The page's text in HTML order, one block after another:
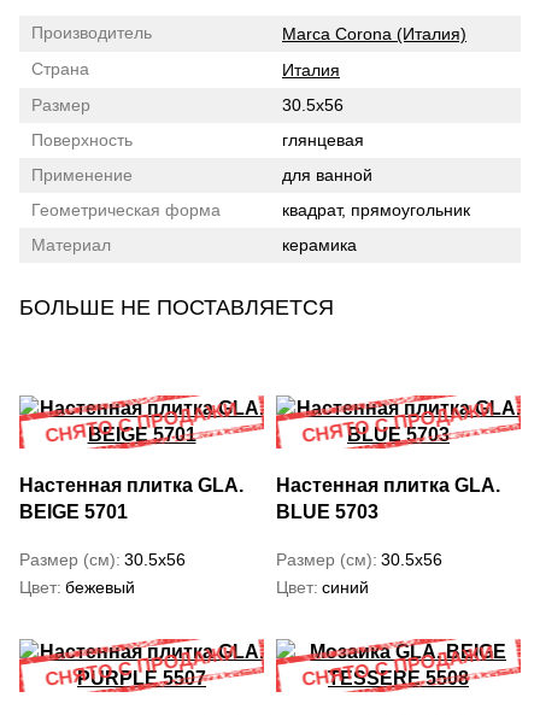
Производитель
Marca Corona (Италия)
Страна
Италия
Размер
30.5x56
Поверхность
глянцевая
Применение
для ванной
Геометрическая форма
квадрат, прямоугольник
Материал
керамика
БОЛЬШЕ НЕ ПОСТАВЛЯЕТСЯ
Настенная плитка GLA.
BEIGE 5701
Размер (см) 30.5x56
Цвет бежевый
Настенная плитка GLA.
BLUE 5703
Размер (см) 30.5x56
Цвет синий